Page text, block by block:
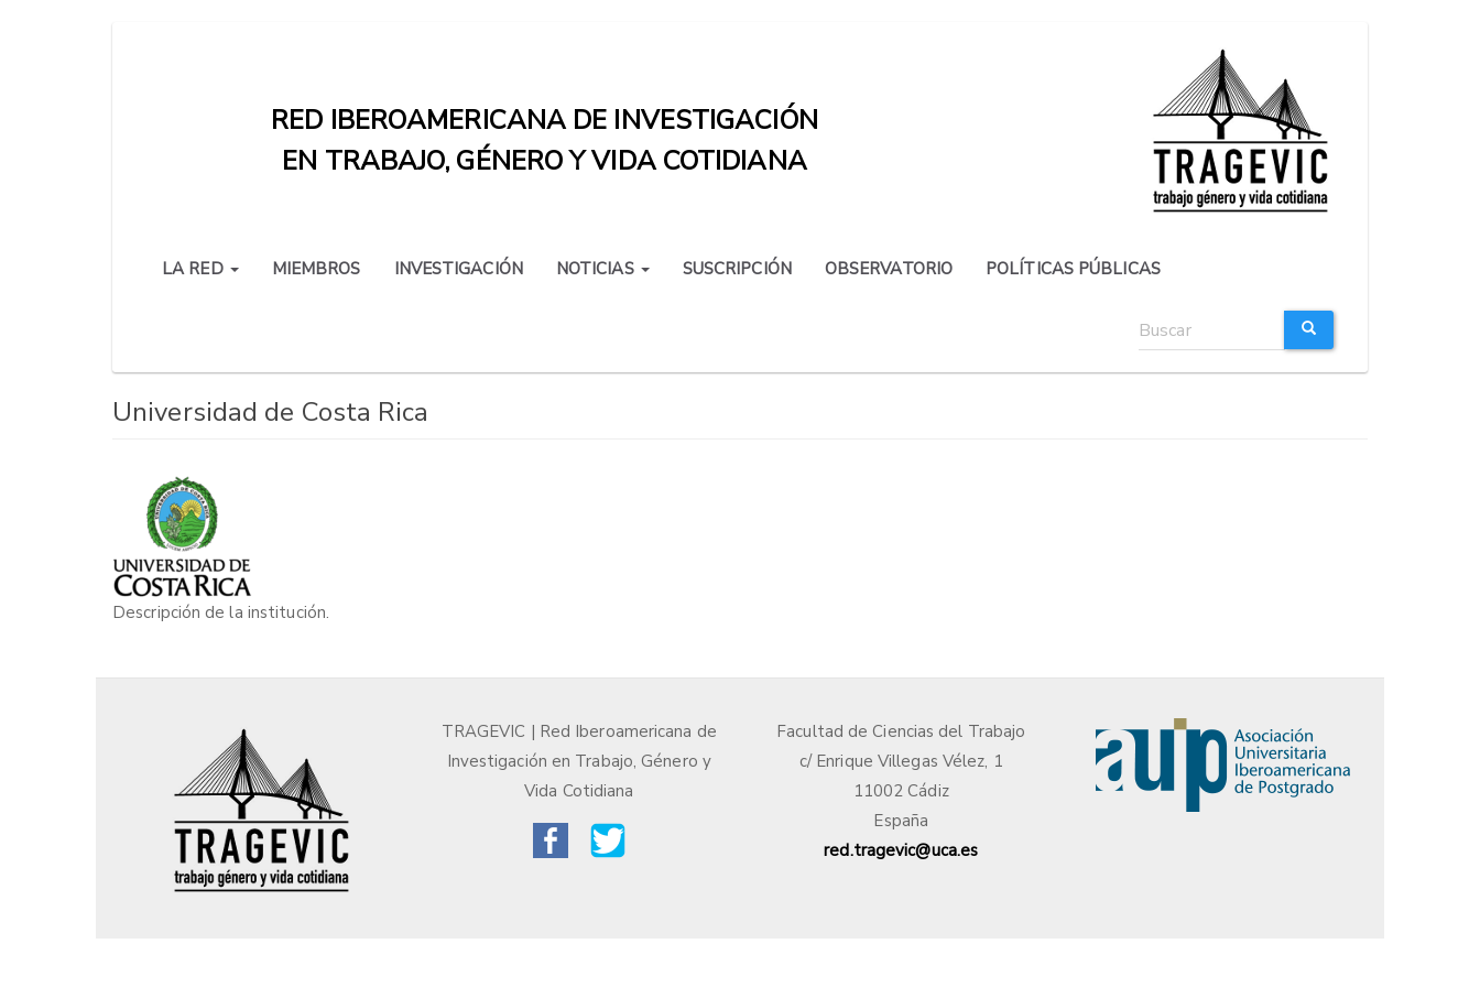
RED IBEROAMERICANA DE INVESTIGACIÓN
EN TRABAJO, GÉNERO Y VIDA COTIDIANA
LA RED MIEMBROS INVESTIGACIÓN NOTICIAS SUSCRIPCIÓN OBSERVATORIO POLÍTICAS PÚBLICAS
Formulario
de
Universidad de Costa Rica
Descripción de la institución.
TRAGEVIC | Red Iberoamericana de
Investigación en Trabajo, Género y
Vida Cotidiana
Facultad de Ciencias del Trabajo
c/ Enrique Villegas Vélez, 1
11002 Cádiz
España
red.tragevic@uca.es